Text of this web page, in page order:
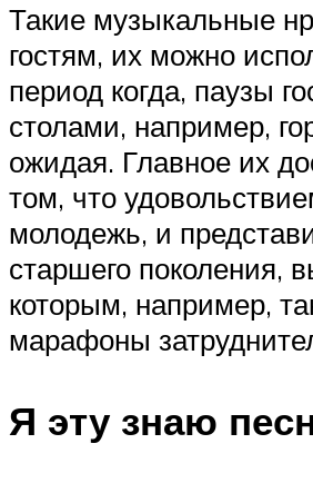
Такие музыкальные
гостям, их можно
период когда, паузы
столами, например,
ожидая. Главное их
том, что
молодежь, и
старшего поколения,
которым, например,
марафоны
Я эту знаю